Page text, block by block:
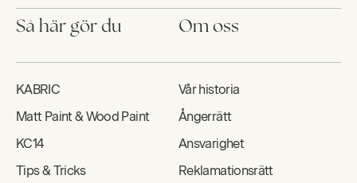
Så här gör du
KABRIC
Matt Paint & Wood Paint
KC14
Tips & Tricks
Om oss
Vår historia
Ångerrätt
Ansvarighet
Reklamationsrätt